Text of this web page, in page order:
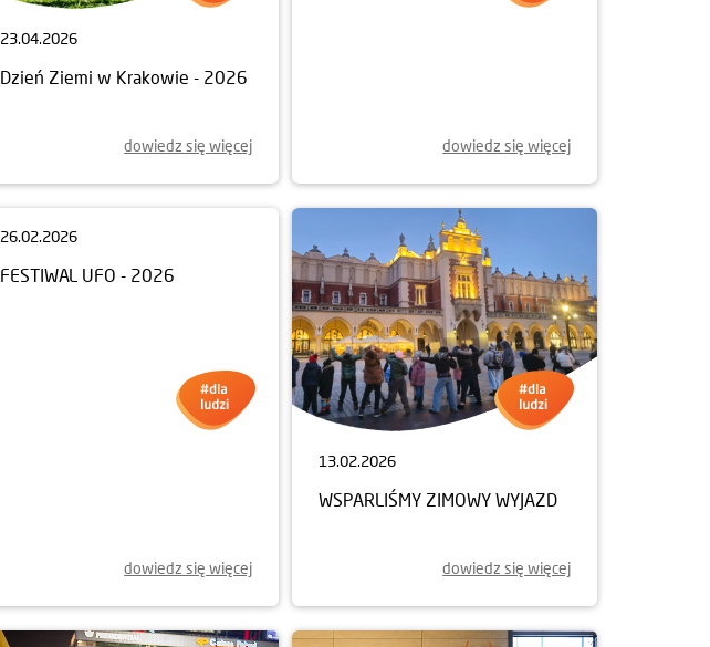
23.04.2026
Dzień Ziemi w Krakowie - 2026
dowiedz się więcej dowiedz się więcej
dowiedz się więcej
13.02.2026
WSPARLIŚMY ZIMOWY WYJAZD
dowiedz się więcej